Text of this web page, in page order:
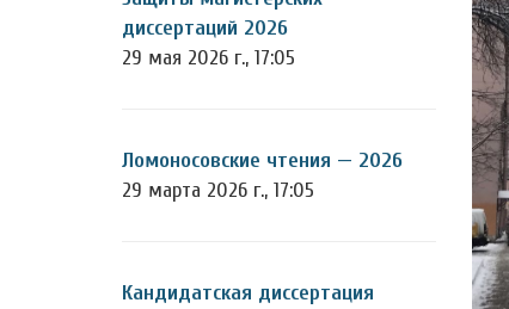
диссертаций 2026
29 мая 2026 г., 17:05
Ломоносовские чтения — 2026
29 марта 2026 г., 17:05
Кандидатская диссертация